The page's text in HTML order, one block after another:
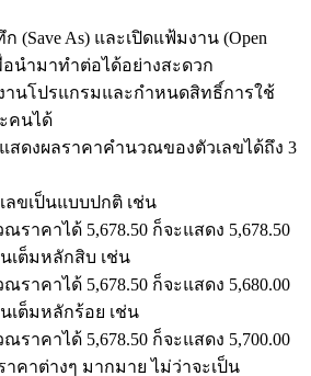
(Save As) และเปิดแฟ้มงาน (Open
อนำมาทำต่อได้อย่างสะดวก
านโปรแกรมและกำหนดสิทธิ์การใช้
คนได้
สดงผลราคาคำนวณของตัวเลขได้ถึง 3
ลขเป็นแบบปกติ เช่น
ราคาได้ 5,678.50 ก็จะแสดง 5,678.50
เต็มหลักสิบ เช่น
ราคาได้ 5,678.50 ก็จะแสดง 5,680.00
เต็มหลักร้อย เช่น
ราคาได้ 5,678.50 ก็จะแสดง 5,700.00
คาต่างๆ มากมาย ไม่ว่าจะเป็น